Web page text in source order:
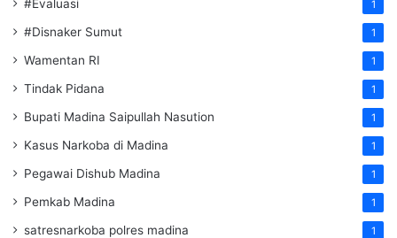
#Evaluasi 1
#Disnaker Sumut 1
Wamentan RI 1
Tindak Pidana 1
Bupati Madina Saipullah Nasution 1
Kasus Narkoba di Madina 1
Pegawai Dishub Madina 1
Pemkab Madina 1
satresnarkoba polres madina 1